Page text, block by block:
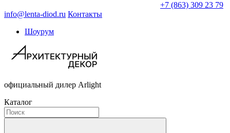
+7 (863) 309 23 79
info@lenta-diod.ru Контакты
Шоурум
официальный дилер Arlight
Каталог